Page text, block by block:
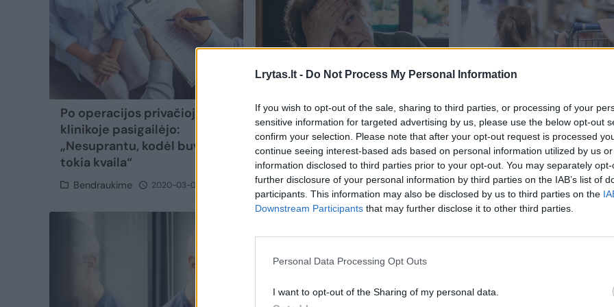
Lrytas.lt - Do Not Process My Personal Information
If you wish to opt-out of the sale, sharing to third parties, or processing of your
sensitive information for targeted advertising by us, please use the below opt-out
confirm your selection. Please note that after your opt-out request is processed
continue seeing interest-based ads based on personal information utilized by us
information disclosed to third parties prior to your opt-out. You may separately
further disclosure of your personal information by third parties on the IAB’s list of
participants. This information may also be disclosed by us to third parties on the
Downstream Participants that may further disclose it to other third parties.
Personal Data Processing Opt Outs
I want to opt-out of the Sharing of my personal data.
Po operacijos privačioje
klinikoje pasigailėjo:
„Nesuprantu, kodėl buvau
tokia kvaila“
Bendraukime 2020-03-03
Kaimynai moters gyvenimą
pavertė pragaru –
nesustabė net piktybinė liga
Bendraukime 2020-02-24
Pašiurpo pamačiusi, ką
parduotuvėje daro
– dar labiau nustebino
reakcija
Bendraukime 2020-02-20